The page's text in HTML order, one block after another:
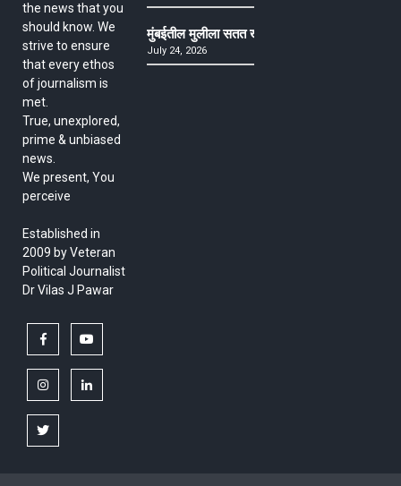
the news that you
should know. We
strive to ensure
that every ethos
of journalism is
met.
True, unexplored,
prime & unbiased
news.
We present, You
perceive
Established in
2009 by Veteran
Political Journalist
Dr Vilas J Pawar
facebook
instagramlinkedin
twitter
मुंबईतील मुलीला सतत खोकला अन् ताप, ७ वर्षे उपचार
July 24, 2026